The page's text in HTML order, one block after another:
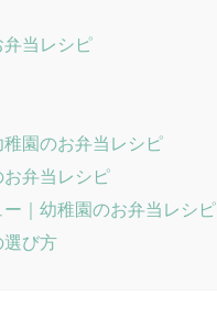
当レシピ
園のお弁当レシピ
弁当レシピ
｜幼稚園のお弁当レシピ
選び方